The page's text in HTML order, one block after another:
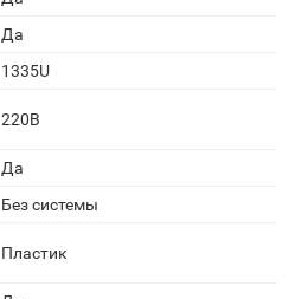
Да
1335U
220В
Да
Без системы
Пластик